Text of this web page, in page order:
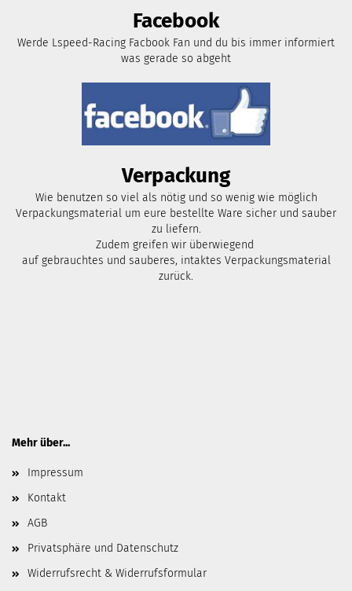
Facebook
Werde Lspeed-Racing Facbook Fan und du bis immer informiert
was gerade so abgeht
Verpackung
Wie benutzen so viel als nötig und so wenig wie möglich
Verpackungsmaterial um eure bestellte Ware sicher und sauber
zu liefern.
Zudem greifen wir überwiegend
auf gebrauchtes und sauberes, intaktes Verpackungsmaterial
zurück.
Mehr über...
Impressum
Kontakt
AGB
Privatsphäre und Datenschutz
Widerrufsrecht & Widerrufsformular